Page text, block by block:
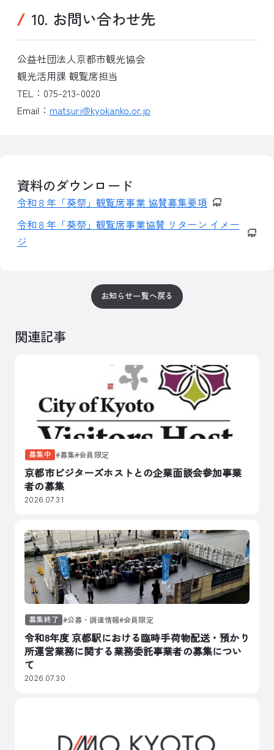
10. お問い合わせ先
公益社団法人京都市観光協会
観光活用課 観覧席担当
TEL：075-213-0020
Email： matsuri@kyokanko.or.jp
資料のダウンロード
令和８年「葵祭」観覧席事業 協賛募集要項
令和８年「葵祭」観覧席事業協賛 リターン イメー
ジ
お知らせ一覧へ戻る
関連記事
募集中 募集 会員限定
京都市ビジターズホストとの企業面談会参加事業
者の募集
2026.07.31
募集終了 公募・調達情報 会員限定
令和8年度 京都駅における臨時手荷物配送・預かり
所運営業務に関する業務委託事業者の募集につい
て
2026.07.30